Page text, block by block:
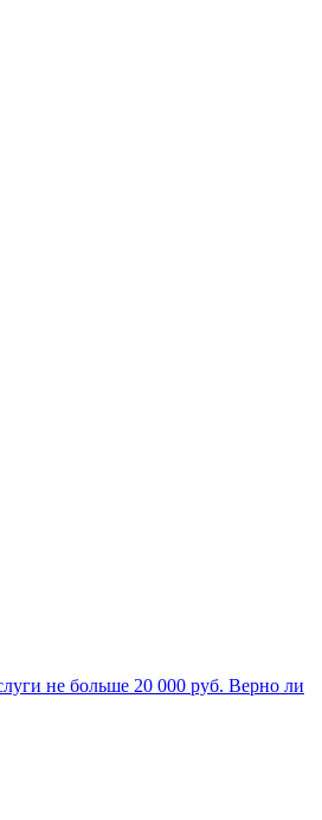
не больше 20 000 руб. Верно ли